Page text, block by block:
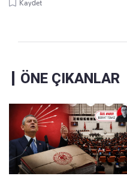
Kaydet
ÖNE ÇIKANLAR